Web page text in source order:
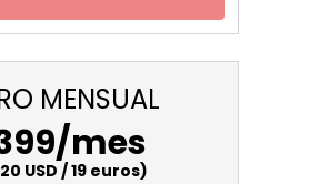
MENSUAL
mes
USD / 19 euros)